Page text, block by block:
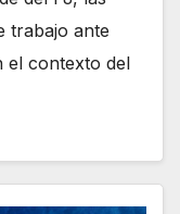
trabajo ante
el contexto del